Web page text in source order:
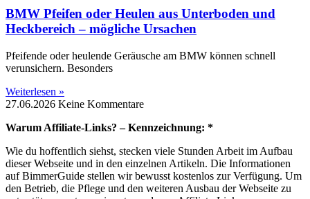
BMW Pfeifen oder Heulen aus Unterboden und
Heckbereich – mögliche Ursachen
Pfeifende oder heulende Geräusche am BMW können schnell
verunsichern. Besonders
Weiterlesen »
27.06.2026 Keine Kommentare
Warum Affiliate-Links? – Kennzeichnung: *
Wie du hoffentlich siehst, stecken viele Stunden Arbeit im Aufbau
dieser Webseite und in den einzelnen Artikeln. Die Informationen
auf BimmerGuide stellen wir bewusst kostenlos zur Verfügung. Um
den Betrieb, die Pflege und den weiteren Ausbau der Webseite zu